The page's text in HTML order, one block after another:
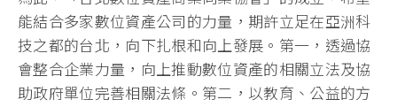
能結合多家數位資產公司的力量，期許立足在亞洲科
技之都的台北，向下扎根和向上發展。第一，透過協
會整合企業力量，向上推動數位資產的相關立法及協
助政府單位完善相關法條。第二，以教育、公益的方